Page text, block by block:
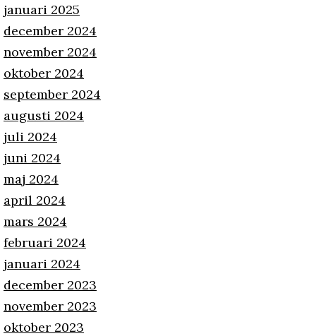
januari 2025
december 2024
november 2024
oktober 2024
september 2024
augusti 2024
juli 2024
juni 2024
maj 2024
april 2024
mars 2024
februari 2024
januari 2024
december 2023
november 2023
oktober 2023